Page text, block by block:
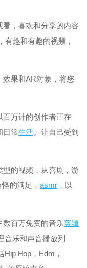
，喜欢和分享的内容
有趣和有趣的视频，
效果和AR对象，将您
百万计的创作者正在
日常生活。让自己受到
型的视频，从喜剧，游
的满足， asmr ，以
数百万免费的音乐剪辑
音乐和声音播放列
Hop，Edm，